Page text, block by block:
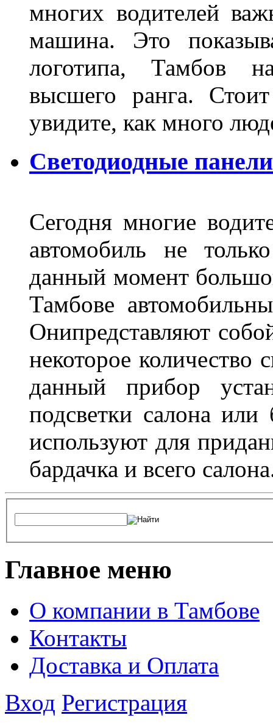
многих водителей
машина. Это
логотипа, Тамбов
высшего ранга.
увидите, как много
Светодиодные
Сегодня многие
автомобиль не
данный момент
Тамбове
Онипредставляют
некоторое количество
данный прибор
подсветки салона
используют для
бардачка и всего
Главное меню
О компании в Тамбове
Контакты
Доставка и Оплата
Вход Регистрация